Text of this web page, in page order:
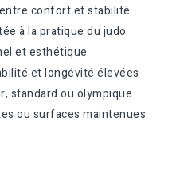
confort et stabilité
à la pratique du judo
et esthétique
et longévité élevées
standard ou olympique
ou surfaces maintenues